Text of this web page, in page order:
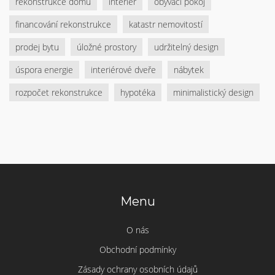
financování rekonstrukce
katastr nemovitostí
prodej bytu
úložné prostory
udržitelný design
úspora energie
interiérové dveře
nábytek
rozpočet rekonstrukce
hypotéka minimalistický design
Menu
O nás
Obchodní podmínky
Zásady ochrany osobních údajů